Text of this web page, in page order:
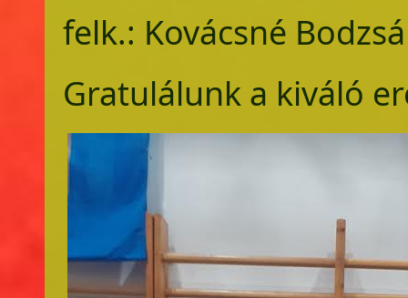
felk.: Kovácsné
Gratulálunk a kiváló